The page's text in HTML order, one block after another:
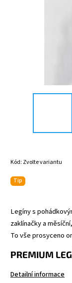
Kód: Zvolte variantu
Tip
Legíny s
zaklínačky a
To vše prosyceno
PREMIUM
Detailní informace